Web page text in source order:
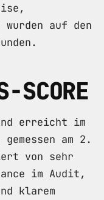
wurden auf den
SCORE
erreicht im
am 2.
von sehr
im Audit,
klarem